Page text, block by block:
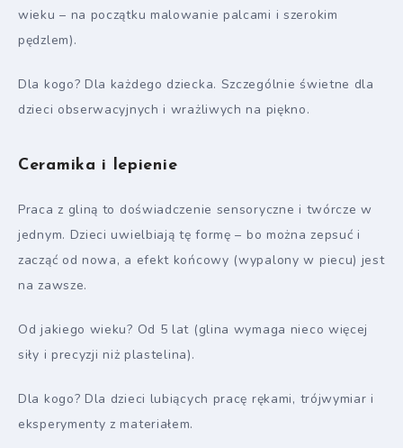
wieku – na początku malowanie palcami i szerokim
pędzlem).
Dla kogo? Dla każdego dziecka. Szczególnie świetne dla
dzieci obserwacyjnych i wrażliwych na piękno.
Ceramika i lepienie
Praca z gliną to doświadczenie sensoryczne i twórcze w
jednym. Dzieci uwielbiają tę formę – bo można zepsuć i
zacząć od nowa, a efekt końcowy (wypalony w piecu) jest
na zawsze.
Od jakiego wieku? Od 5 lat (glina wymaga nieco więcej
siły i precyzji niż plastelina).
Dla kogo? Dla dzieci lubiących pracę rękami, trójwymiar i
eksperymenty z materiałem.